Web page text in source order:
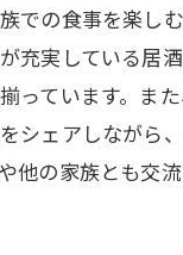
での食事を楽し
充実している居
っています。ま
シェアしながら
他の家族とも交